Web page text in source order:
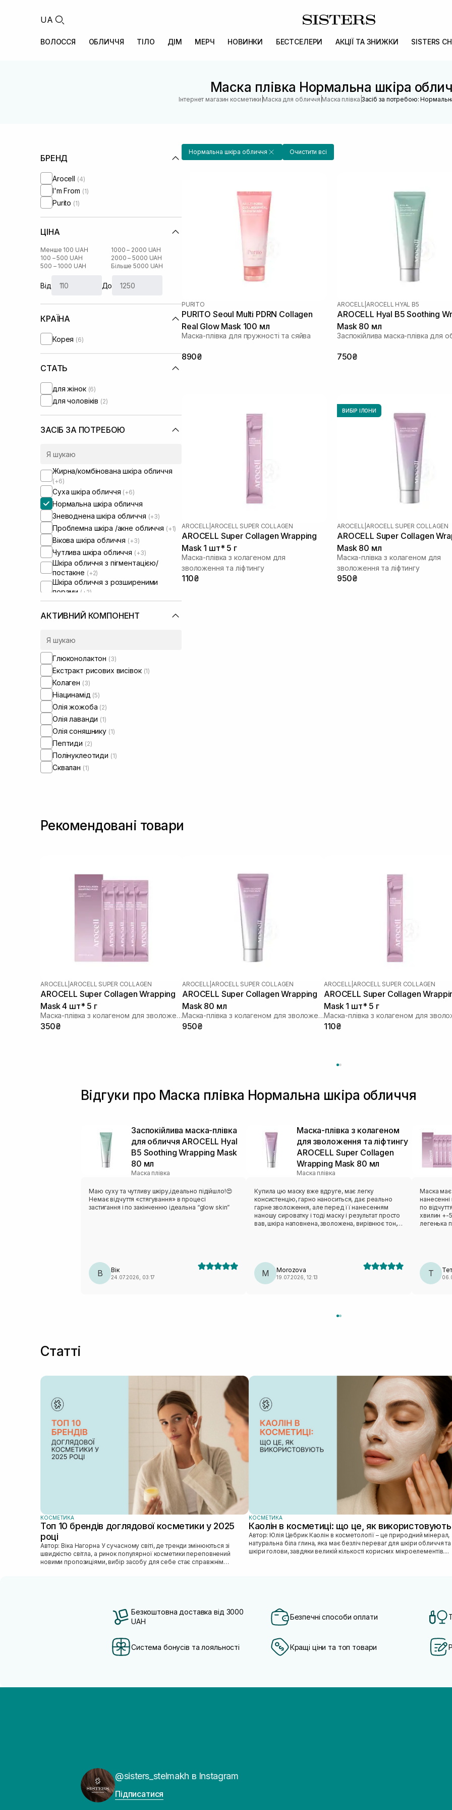
UA
ВОЛОССЯ ОБЛИЧЧЯ ТІЛО ДІМ МЕРЧ НОВИНКИ БЕСТСЕЛЕРИ АКЦІЇ ТА ЗНИЖКИ SISTERS
Маска плівка Нормальна шкіра
Інтернет магазин косметики |Маска для обличчя |Маска плівка |Засіб за потребою:
БРЕНД
Arocell (4)
I'm From (1)
Purito (1)
ЦІНА
Менше 100 UAH
100 – 500 UAH
500 – 1000 UAH
1000 – 2000 UAH
2000 – 5000 UAH
Більше 5000 UAH
Від До
КРАЇНА
Корея (6)
СТАТЬ
для жінок (6)
для чоловіків (2)
ЗАСІБ ЗА ПОТРЕБОЮ
Жирна/комбінована шкіра обличчя
(+6)
Суха шкіра обличчя (+6)
Нормальна шкіра обличчя
Зневоднена шкіра обличчя (+3)
Проблемна шкіра /акне обличчя (+1)
Вікова шкіра обличчя (+3)
Чутлива шкіра обличчя (+3)
Шкіра обличчя з пігментацією/
постакне (+2)
Шкіра обличчя з розширеними
порами (+2)
Шкіра обличчя з порушеним
барʼєром (+1)
Шкіра обличчя з порушеним
АКТИВНИЙ КОМПОНЕНТ
Глюконолактон (3)
Екстракт рисових висівок (1)
Колаген (3)
Ніацинамід (5)
Олія жожоба (2)
Олія лаванди (1)
Олія соняшнику (1)
Пептиди (2)
Полінуклеотиди (1)
Сквалан (1)
Нормальна шкіра обличчя Очистити всі
PURITO
PURITO Seoul Multi PDRN Collagen
Real Glow Mask 100 мл
Маска-плівка для пружності та сяйва
890₴
AROCELL AROCELL HYAL B5
AROCELL Hyal B5 Soothing
Mask 80 мл
Заспокійлива маска-плівка для
750₴
AROCELL AROCELL SUPER COLLAGEN
AROCELL Super Collagen Wrapping
Mask 1 шт* 5 г
Маска-плівка з колагеном для
зволоження та ліфтингу
110₴
ВИБІР ІЛОНИ
AROCELL AROCELL SUPER COLLAGEN
AROCELL Super Collagen
Mask 80 мл
Маска-плівка з колагеном для
зволоження та ліфтингу
950₴
Рекомендовані товари
AROCELL AROCELL SUPER COLLAGEN
AROCELL Super Collagen Wrapping
Mask 4 шт* 5 г
Маска-плівка з колагеном для зволоження та ліфтингу
350₴
AROCELL AROCELL SUPER COLLAGEN
AROCELL Super Collagen Wrapping
Mask 80 мл
Маска-плівка з колагеном для зволоження та ліфтингу
950₴
AROCELL AROCELL SUPER COLLAGEN
AROCELL Super Collagen
Mask 1 шт* 5 г
110₴
Відгуки про Маска плівка Нормальна шкіра обличчя
Заспокійлива маска-плівка
для обличчя AROCELL Hyal
B5 Soothing Wrapping Mask
80 мл
Маска плівка
Маю суху та чутливу шкіру,ідеально підійшло!😍
Немає відчуття «стягування» в процесі
застигання і по закінченню ідеальна “glow skin”
В Вік
24.07.2026, 03:17
Маска-плівка з колагеном
для зволоження та ліфтингу
AROCELL Super Collagen
Wrapping Mask 80 мл
Маска плівка
Купила цю маску вже вдруге, має легку
консистенцію, гарно наноситься, дає реально
гарне зволоження, але перед її нанесенням
наношу сироватку і тоді маску і результат просто
вав, шкіра наповнена, зволожена, вирівнює тон,
M Morozova
19.07.2026, 12:13
Маска має
нанесенні
по
хвилин +-
легенька
відчуттях на
Т
Статті
КОСМЕТИКА
Топ 10 брендів доглядової косметики у 2025
році
Автор: Віка Нагорна У сучасному світі, де тренди змінюються зі
швидкістю світла, а ринок популярної косметики переповнений
новими пропозиціями, вибір засобу для себе стає справжнім
КОСМЕТИКА
Каолін в косметиці: що це, як використовують
Автор: Юлія Цебрик Каолін в косметології – це природний мінерал,
натуральна біла глина, яка має безліч переваг для шкіри обличчя та
шкіри голови, завдяки великій кількості корисних мікроелементів....
Безкоштовна доставка від 3000
UAH
Безпечні способи оплати
Система бонусів та лояльності Кращі ціни та топ товари
@sisters_stelmakh в Instagram
Підписатися